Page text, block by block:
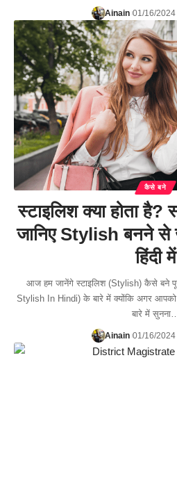
Ainain 01/16/2024
कैसे बने
स्टाइलिश क्या होता
जानिए Stylish बनने से
हिंदी में
आज हम जानेंगे स्टाइलिश (Stylish) कैसे बने
Stylish In Hindi) के बारे में क्योंकि अगर
बारे में
Ainain 01/16/2024